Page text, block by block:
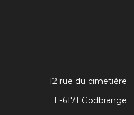
12 rue du cimetière
L-6171 Godbrange